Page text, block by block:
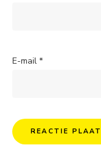
E-mail *